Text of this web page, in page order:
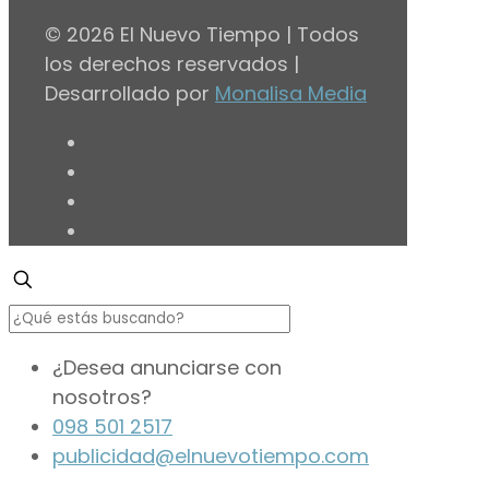
© 2026 El Nuevo Tiempo | Todos
los derechos reservados |
Desarrollado por Monalisa Media
¿Desea anunciarse con
nosotros?
098 501 2517
publicidad@elnuevotiempo.com